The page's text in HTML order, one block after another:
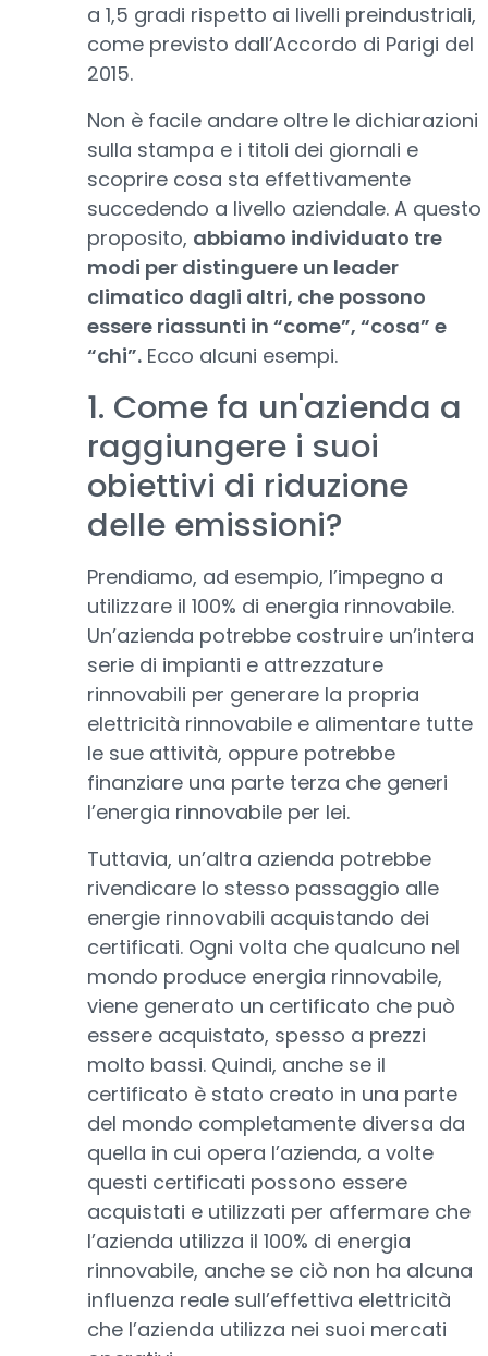
a 1,5 gradi rispetto ai livelli preindustriali,
come previsto dall’Accordo di Parigi del
2015.
Non è facile andare oltre le dichiarazioni
sulla stampa e i titoli dei giornali e
scoprire cosa sta effettivamente
succedendo a livello aziendale. A questo
proposito, abbiamo individuato tre
modi per distinguere un leader
climatico dagli altri, che possono
essere riassunti in “come”, “cosa” e
“chi”. Ecco alcuni esempi.
1. Come fa un'azienda a
raggiungere i suoi
obiettivi di riduzione
delle emissioni?
Prendiamo, ad esempio, l’impegno a
utilizzare il 100% di energia rinnovabile.
Un’azienda potrebbe costruire un’intera
serie di impianti e attrezzature
rinnovabili per generare la propria
elettricità rinnovabile e alimentare tutte
le sue attività, oppure potrebbe
finanziare una parte terza che generi
l’energia rinnovabile per lei.
Tuttavia, un’altra azienda potrebbe
rivendicare lo stesso passaggio alle
energie rinnovabili acquistando dei
certificati. Ogni volta che qualcuno nel
mondo produce energia rinnovabile,
viene generato un certificato che può
essere acquistato, spesso a prezzi
molto bassi. Quindi, anche se il
certificato è stato creato in una parte
del mondo completamente diversa da
quella in cui opera l’azienda, a volte
questi certificati possono essere
acquistati e utilizzati per affermare che
l’azienda utilizza il 100% di energia
rinnovabile, anche se ciò non ha alcuna
influenza reale sull’effettiva elettricità
che l’azienda utilizza nei suoi mercati